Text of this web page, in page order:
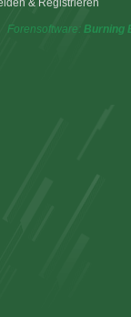
& Registrieren
Forensoftware: Burning